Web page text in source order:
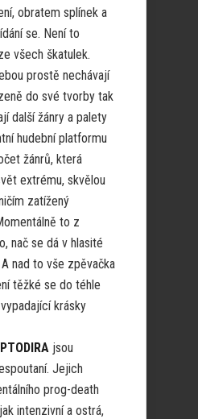
obratem splínek a
se. Není to
všech škatulek.
prostě nechávají
do své tvorby tak
další žánry a palety
hudební platformu
žánrů, která
extrému, skvělou
zatížený
to z
nač se dá v hlasité
nad to vše zpěvačka
těžké se do téhle
krásky
jsou
Jejich
prog-death
intenzivní a ostrá,